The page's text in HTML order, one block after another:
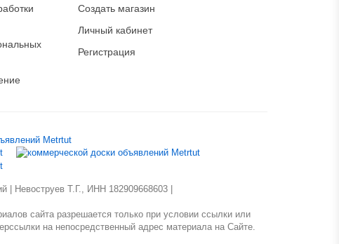
Создать магазин
Личный кабинет
Регистрация
| Невоструев Т.Г., ИНН 182909668603 |
сайта разрешается только при условии ссылки или
на непосредственный адрес материала на Сайте.